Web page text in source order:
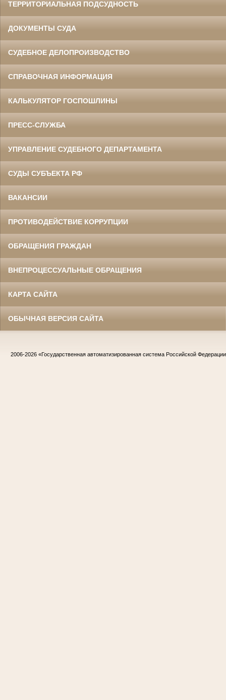
ТЕРРИТОРИАЛЬНАЯ ПОДСУДНОСТЬ
ДОКУМЕНТЫ СУДА
СУДЕБНОЕ ДЕЛОПРОИЗВОДСТВО
СПРАВОЧНАЯ ИНФОРМАЦИЯ
КАЛЬКУЛЯТОР ГОСПОШЛИНЫ
ПРЕСС-СЛУЖБА
УПРАВЛЕНИЕ СУДЕБНОГО ДЕПАРТАМЕНТА
СУДЫ СУБЪЕКТА РФ
ВАКАНСИИ
ПРОТИВОДЕЙСТВИЕ КОРРУПЦИИ
ОБРАЩЕНИЯ ГРАЖДАН
ВНЕПРОЦЕССУАЛЬНЫЕ ОБРАЩЕНИЯ
КАРТА САЙТА
ОБЫЧНАЯ ВЕРСИЯ САЙТА
2006-2026 «Государственная автоматизированная система Российской